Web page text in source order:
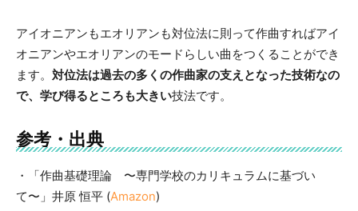
アイオニアンもエオリアンも対位法に則って作曲すればアイ
オニアンやエオリアンのモードらしい曲をつくることができ
ます。 対位法は過去の多くの作曲家の支えとなった技術なの
で、学び得るところも大きい技法です。
参考・出典
・「作曲基礎理論 〜専門学校のカリキュラムに基づい
て〜」井原 恒平 (Amazon)